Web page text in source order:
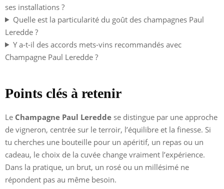
ses installations ?
Quelle est la particularité du goût des champagnes Paul
Leredde ?
Y a-t-il des accords mets-vins recommandés avec
Champagne Paul Leredde ?
Points clés à retenir
Le Champagne Paul Leredde se distingue par une approche
de vigneron, centrée sur le terroir, l’équilibre et la finesse. Si
tu cherches une bouteille pour un apéritif, un repas ou un
cadeau, le choix de la cuvée change vraiment l’expérience.
Dans la pratique, un brut, un rosé ou un millésimé ne
répondent pas au même besoin.